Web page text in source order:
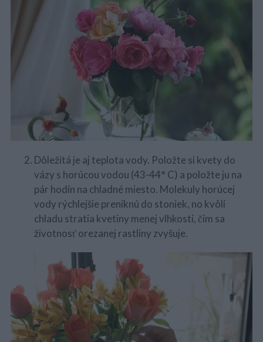
Dôležitá je aj teplota vody. Položte si kvety do
vázy s horúcou vodou (43-44° C) a položte ju na
pár hodín na chladné miesto. Molekuly horúcej
vody rýchlejšie preniknú do stoniek, no kvôli
chladu stratia kvetiny menej vlhkosti, čím sa
životnosť orezanej rastliny zvyšuje.